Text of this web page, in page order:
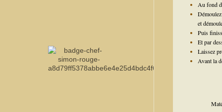
Au fond
et
Puis
Et par
Laissez
Avant la